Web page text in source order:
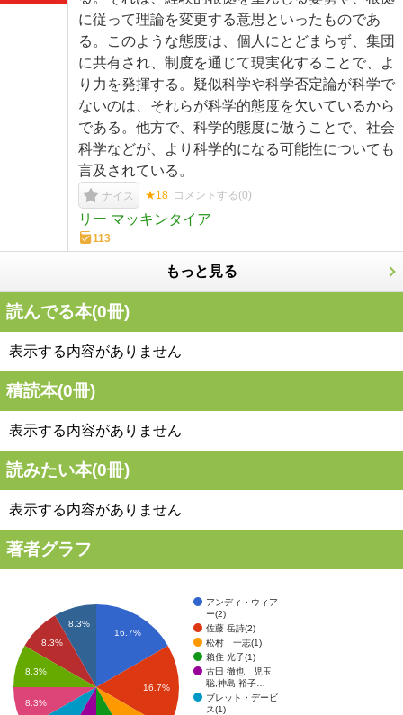
に従って理論を変更する意思といったものであ
る。このような態度は、個人にとどまらず、集団
に共有され、制度を通じて現実化することで、よ
り力を発揮する。疑似科学や科学否定論が科学で
ないのは、それらが科学的態度を欠いているから
である。他方で、科学的態度に倣うことで、社会
科学などが、より科学的になる可能性についても
言及されている。
ナイス ★18 コメントする(0)
リー マッキンタイア
113
もっと見る
読んでる本(0冊)
表示する内容がありません
積読本(0冊)
表示する内容がありません
読みたい本(0冊)
表示する内容がありません
著者グラフ
アンディ・ウィア
ー(2)
佐藤 岳詩(2)
松村 一志(1)
賴住 光子(1)
古田 徹也 児玉
聡,神島 裕子…
ブレット・デービ
ス(1)
16.7%
16.7%
8.3%
8.3%
8.3%
8.3%